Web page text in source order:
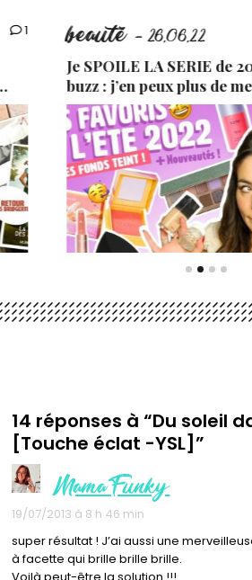
1 beauté - 26.06.22
Je SPOILE LA SERIE de
buzz : j’en peux plus de
14 réponses à “Du soleil
[Touche éclat -YSL]”
MamaFunky
19/07/2013 à 8 h 46 min
super résultat ! J’ai aussi une
à facette qui brille brille brille.